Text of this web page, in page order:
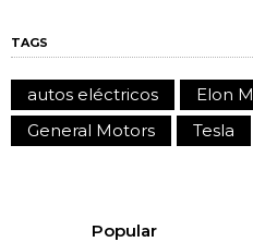
TAGS
autos eléctricos Elon
General Motors
Tesla
Popular